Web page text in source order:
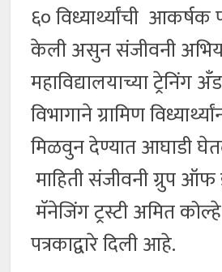
६० विध्यार्थ्यांची आकर्षक
केली असुन संजीवनी
महाविद्यालयाच्या ट्रेनिंग
विभागाने ग्रामिण
मिळवुन देण्यात आघाडी
माहिती संजीवनी ग्रुप
मॅनेजिंग ट्रस्टी अमित कोल्हे
पत्रकाद्वारे दिली आहे.